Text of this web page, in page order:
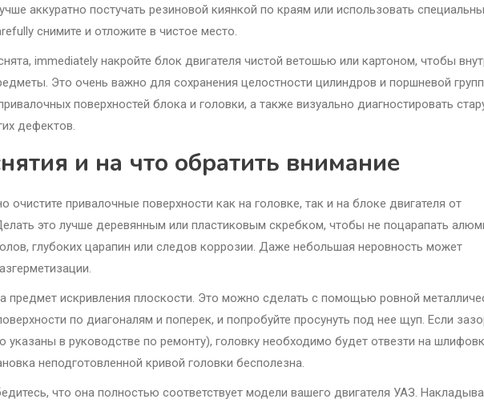
аккуратно постучать резиновой киянкой по краям или использовать
снимите и отложите в чистое место.
immediately накройте блок двигателя чистой ветошью или картоном, чтобы
Это очень важно для сохранения целостности цилиндров и поршневой
поверхностей блока и головки, а также визуально диагностировать
дефектов.
и на что обратить внимание
привалочные поверхности как на головке, так и на блоке двигателя от
это лучше деревянным или пластиковым скребком, чтобы не поцарапать
глубоких царапин или следов коррозии. Даже небольшая неровность может
предмет искривления плоскости. Это можно сделать с помощью ровной
по диагоналям и поперек, и попробуйте просунуть под нее щуп. Если
в руководстве по ремонту), головку необходимо будет отвезти на
неподготовленной кривой головки бесполезна.
что она полностью соответствует модели вашего двигателя УАЗ.